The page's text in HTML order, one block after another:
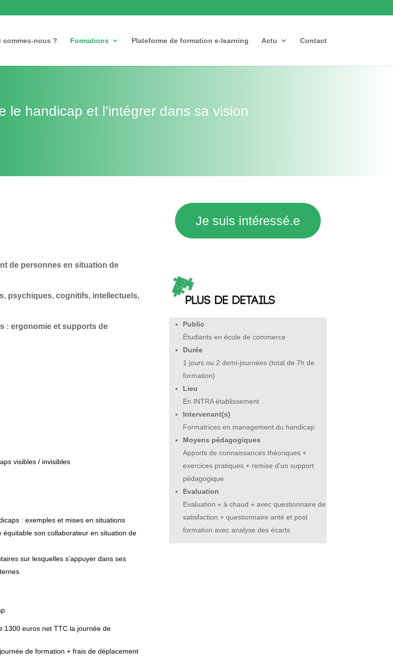
sommes-nous ? Formations Plateforme de formation e-learning Actu Contact
le handicap et l’intégrer dans sa vision
de personnes en situation de
psychiques, cognitifs, intellectuels,
: ergonomie et supports de
visibles / invisibles
: exemples et mises en situations
son collaborateur en situation de
sur lesquelles s’appuyer dans ses
1300 euros net TTC la journée de
de formation + frais de déplacement
Je suis intéressé.e
Public
Étudiants en école de commerce
Durée
1 jours ou 2 demi-journées (total de 7h de
formation)
Lieu
En INTRA établissement
Intervenant(s)
Formatrices en management du handicap
Moyens pédagogiques
Apports de connaissances théoriques +
exercices pratiques + remise d’un support
pédagogique
Evaluation
Evaluation « à chaud » avec questionnaire de
satisfaction + questionnaire anté et post
formation avec analyse des écarts